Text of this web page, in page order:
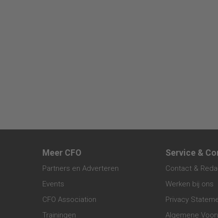
Meer CFO
Partners en Adverteren
Events
CFO Association
Trainingen
Service &
Contact &
Werken bij ons
Privacy
Algemene